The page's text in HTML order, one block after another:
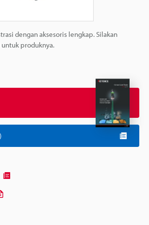
dengan aksesoris lengkap. Silakan
produknya.